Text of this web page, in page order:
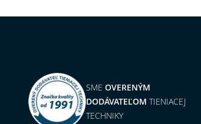
SME OVERENÝM
DODÁVATEĽOM TIENIACEJ
TECHNIKY